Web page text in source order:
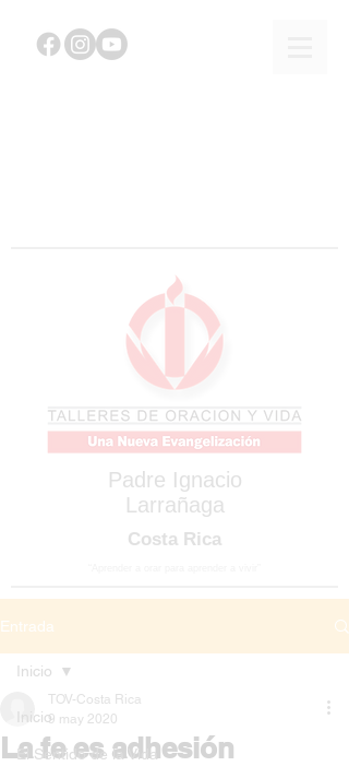
Padre Ignacio
Larrañaga
Costa Rica
Entrada
Inicio
El Sentido de la Vida
Inicio
La fe es adhesión
TOV-Costa Rica
9 may 2020